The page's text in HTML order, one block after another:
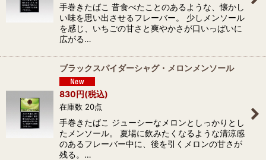
手巻きたばこ 昔食べたことのあるような、懐かし
い味を思い出させるフレーバー。 少しメンソール
を感じ、いちごの甘さと爽やかさが口いっぱいに
広がる…
ブラックスパイダーシャグ・メロンメンソール
830円(税込)
在庫数 20点
手巻きたばこ ジューシーなメロンとしっかりとし
たメンソール。 夏場に飲みたくなるような清涼感
のあるフレーバー中に、後を引くメロンの甘さが
残る。…